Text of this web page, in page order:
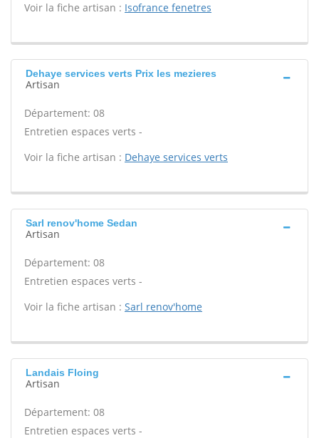
Voir la fiche artisan : Isofrance fenetres
Dehaye services verts Prix les mezieres
Artisan
Département: 08
Entretien espaces verts -
Voir la fiche artisan : Dehaye services verts
Sarl renov'home Sedan
Artisan
Département: 08
Entretien espaces verts -
Voir la fiche artisan : Sarl renov'home
Landais Floing
Artisan
Département: 08
Entretien espaces verts -